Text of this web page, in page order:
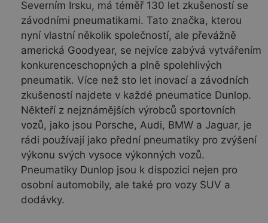
Severním Irsku, má téměř 130 let zkušeností se
závodními pneumatikami. Tato značka, kterou
nyní vlastní několik společností, ale převážně
americká Goodyear, se nejvíce zabývá vytvářením
konkurenceschopných a plně spolehlivých
pneumatik. Více než sto let inovací a závodních
zkušeností najdete v každé pneumatice Dunlop.
Někteří z nejznámějších výrobců sportovních
vozů, jako jsou Porsche, Audi, BMW a Jaguar, je
rádi používají jako přední pneumatiky pro zvýšení
výkonu svých vysoce výkonných vozů.
Pneumatiky Dunlop jsou k dispozici nejen pro
osobní automobily, ale také pro vozy SUV a
dodávky.